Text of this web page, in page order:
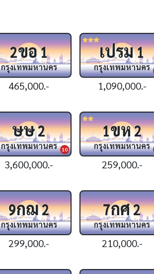
2ขอ1
กรุงเทพมหานคร
465,000.-
เปรม1
กรุงเทพมหานคร
1,090,000.-
10
ษษ2
กรุงเทพมหานคร
3,600,000.-
1ขห2
กรุงเทพมหานคร
259,000.-
9กฌ2
กรุงเทพมหานคร
299,000.-
7กศ2
กรุงเทพมหานคร
210,000.-